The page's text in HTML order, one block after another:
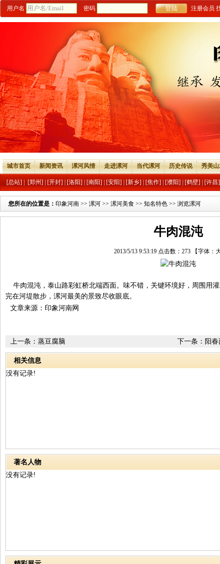
用户名 密码 注册会员
城市首页 新闻资讯 漯河风情 走进漯河 当代漯河 历史传说 秀美
[总站] [郑州] [开封] [洛阳] [南阳] [安阳] [新乡] [焦作] [濮阳] [鹤壁] [许昌]
您所在的位置是： 印象河南 >> 漯河 >> 漯河美食 >> 知名特色 >> 浏览漯河
牛肉混沌
2013/5/13 9:53:19 点击数：273 【字体：
牛肉混沌，泰山路彩虹桥北端西面。味不错，关键环境好，周围用
完在河堤散步，漯河最美的景致尽收眼底。
文章来源：印象河南网
下一条： 阳春
上一条： 蒸豆腐脑
相关信息
没有记录!
著名人物
没有记录!